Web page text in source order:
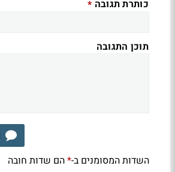
כותרת תגובה *
תוכן התגובה
השדות המסומנים ב-*הם שדות חובה